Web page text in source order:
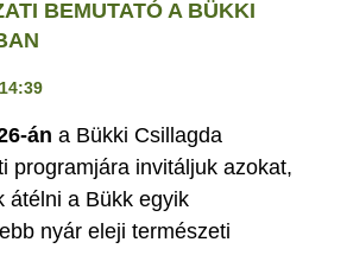
BEMUTATÓ A BÜKKI
án a Bükki Csillagda
programjára invitáljuk azokat,
átélni a Bükk egyik
nyár eleji természeti